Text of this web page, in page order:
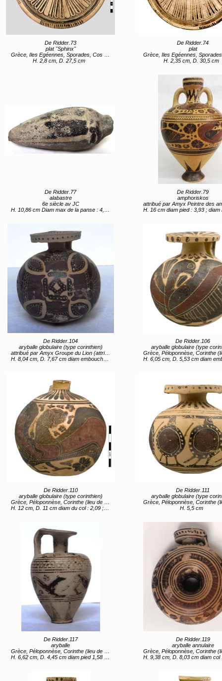
De Ridder.73
plat "Sphinx"
Grèce, Iles Egéennes, Sporades, Cos (lieu de création) 4e quart 7e siècle av JC
H. 2,8 cm, D. 27,5 cm
De Ridder.74
plat
Grèce, Iles Egéennes, Sporades, Rhodes (lieu de création) 7e
H. 2,35 cm, D. 30,5 cm
De Ridder.77
alabastre
6e siècle av JC
H. 10,86 cm Diam max de la panse : 4,39 ; diam col : 2,2 ; diam ouverture 0,97
De Ridder.79
amphoriskos
attribué par Amyx Peintre des amphorisques du Louvre (attribué) Grèce, Péloponnèse, Corinthe (lieu de création) entre
H. 16 cm diam pied : 3,93 ; diam max panse : 10,3 ; diam embouchure : 3,33 ; diam ouverture
De Ridder.104
aryballe globulaire (type corinthien)
attribué par Amyx Groupe du Lion (attribué) Grèce, Péloponnèse, Corinthe (lieu de création) entre 620 av JC et 590 av JC
H. 8,04 cm, D. 7,67 cm diam embouchure 5,08 ; diam ouverture 0,99
De Ridder.106
aryballe globulaire (type
Grèce, Péloponnèse, Corinthe (lieu de création) entre 620 av JC
H. 6,05 cm, D. 5,53 cm diam embouchure 3,35 ; diam
De Ridder.110
aryballe globulaire (type corinthien)
Grèce, Péloponnèse, Corinthe (lieu de création) entre 620 av JC et 590 av JC
H. 12 cm, D. 11 cm diam du col : 2,09 ; diam ouverture 1,19
De Ridder.111
aryballe globulaire (type
Grèce, Péloponnèse, Corinthe (lieu de création) entre 570 av JC
H. 5,5 cm
De Ridder.117
aryballe
Grèce, Péloponnèse, Corinthe (lieu de création) entre 650 av JC et 625
H. 6,62 cm, D. 4,45 cm diam pied 1,58 ; diam col 1,1 ; diam embouchure 2,69 ; diam ouverture 0,8
De Ridder.119
aryballe annulaire
Grèce, Péloponnèse, Corinthe (lieu de création) 1er quart 6e
H. 9,38 cm, D. 8,03 cm diam col : 2,09 ; diam embouchure : 3,26 ; diam ouverture :